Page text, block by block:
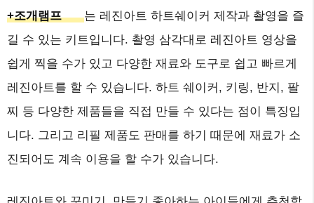
+조개램프
는 레진아트 하트쉐이커 제작과 촬영을 즐
길 수 있는 키트입니다. 촬영 삼각대로 레진아트 영상을
쉽게 찍을 수가 있고 다양한 재료와 도구로 쉽고 빠르게
레진아트를 할 수 있습니다. 하트 쉐이커, 키링, 반지, 팔
찌 등 다양한 제품들을 직접 만들 수 있다는 점이 특징입
니다. 그리고 리필 제품도 판매를 하기 때문에 재료가 소
진되어도 계속 이용을 할 수가 있습니다.